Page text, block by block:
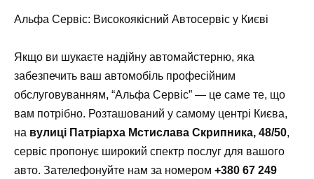
Альфа Сервіс: Високоякісний Автосервіс у Києві
Якщо ви шукаєте надійну автомайстерню, яка
забезпечить ваш автомобіль професійним
обслуговуванням, “Альфа Сервіс” — це саме те, що
вам потрібно. Розташований у самому центрі Києва,
на вулиці Патріарха Мстислава Скрипника, 48/50,
сервіс пропонує широкий спектр послуг для вашого
авто. Зателефонуйте нам за номером +380 67 249